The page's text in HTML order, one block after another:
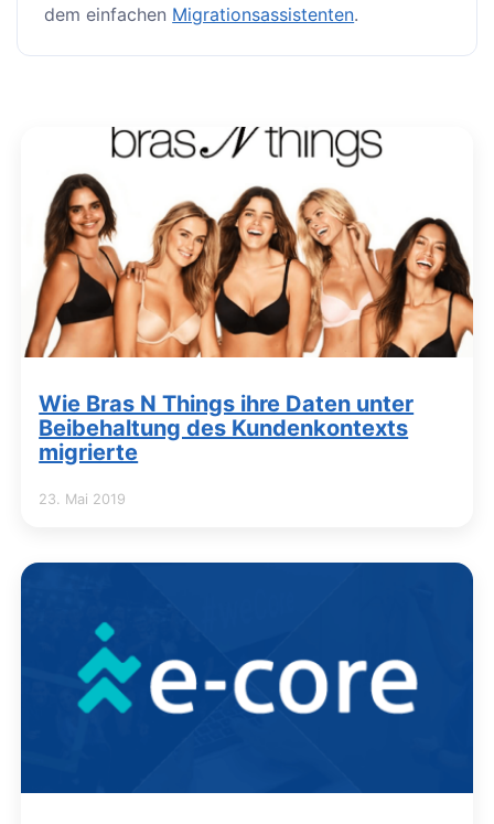
dem einfachen Migrationsassistenten.
Wie Bras N Things ihre Daten unter
Beibehaltung des Kundenkontexts
migrierte
23. Mai 2019